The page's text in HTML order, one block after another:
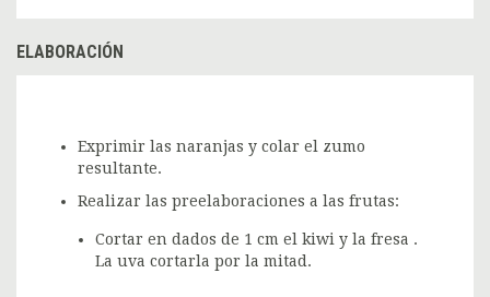
ELABORACIÓN
Exprimir las naranjas y colar el zumo
resultante.
Realizar las preelaboraciones a las frutas:
Cortar en dados de 1 cm el kiwi y la fresa .
La uva cortarla por la mitad.